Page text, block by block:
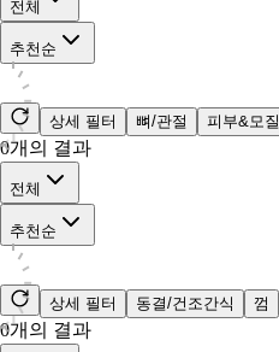
전체
추천순
상세 필터 뼈/관절 피부&모질
0개의 결과
전체
추천순
상세 필터 동결/건조간식 껌
0개의 결과